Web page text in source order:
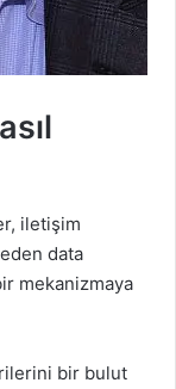
iletişim
data
mekanizmaya
bir bulut